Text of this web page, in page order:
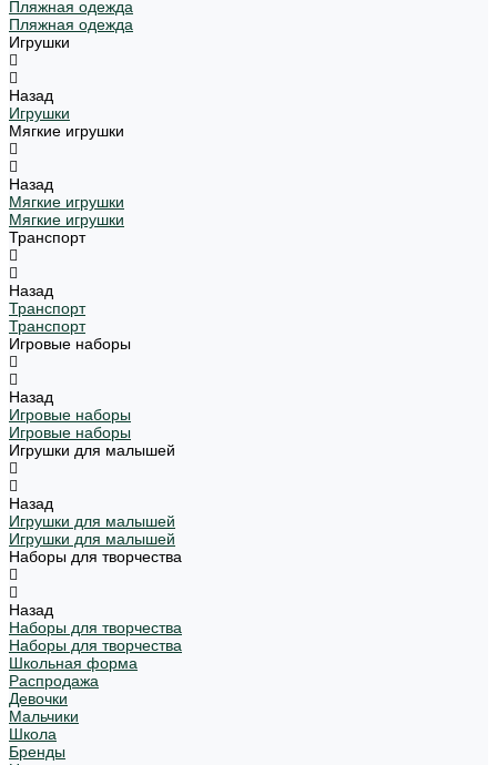
Пляжная одежда
Пляжная одежда
Игрушки
Назад
Игрушки
Мягкие игрушки
Назад
Мягкие игрушки
Мягкие игрушки
Транспорт
Назад
Транспорт
Транспорт
Игровые наборы
Назад
Игровые наборы
Игровые наборы
Игрушки для малышей
Назад
Игрушки для малышей
Игрушки для малышей
Наборы для творчества
Назад
Наборы для творчества
Наборы для творчества
Школьная форма
Распродажа
Девочки
Мальчики
Школа
Бренды